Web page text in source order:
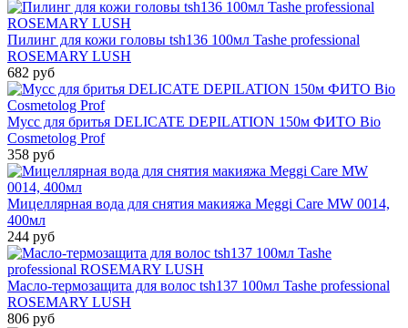
Пилинг для кожи головы tsh136 100мл Tashe professional
ROSEMARY LUSH
682 руб
Мусс для бритья DELICATE DEPILATION 150м ФИТО Bio
Cosmetolog Prof
358 руб
Мицеллярная вода для снятия макияжа Meggi Care MW 0014,
400мл
244 руб
Масло-термозащита для волос tsh137 100мл Tashe professional
ROSEMARY LUSH
806 руб